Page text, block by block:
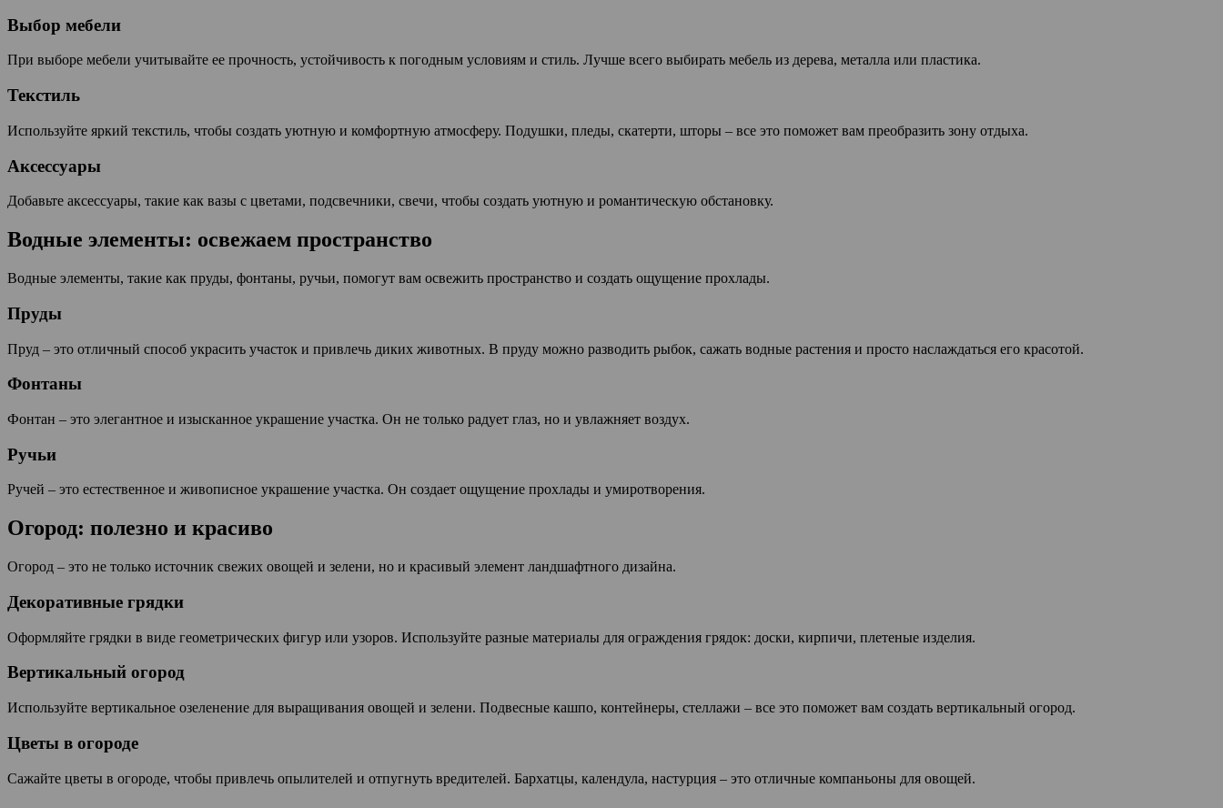
Выбор мебели
При выборе мебели учитывайте ее прочность, устойчивость к погодным условиям и стиль. Лучше всего выбирать мебель из дерева, металла или пластика.
Текстиль
Используйте яркий текстиль, чтобы создать уютную и комфортную атмосферу. Подушки, пледы, скатерти, шторы – все это поможет вам преобразить зону отдыха.
Аксессуары
Добавьте аксессуары, такие как вазы с цветами, подсвечники, свечи, чтобы создать уютную и романтическую обстановку.
Водные элементы: освежаем пространство
Водные элементы, такие как пруды, фонтаны, ручьи, помогут вам освежить пространство и создать ощущение прохлады.
Пруды
Пруд – это отличный способ украсить участок и привлечь диких животных. В пруду можно разводить рыбок, сажать водные растения и просто наслаждаться его красотой.
Фонтаны
Фонтан – это элегантное и изысканное украшение участка. Он не только радует глаз, но и увлажняет воздух.
Ручьи
Ручей – это естественное и живописное украшение участка. Он создает ощущение прохлады и умиротворения.
Огород: полезно и красиво
Огород – это не только источник свежих овощей и зелени, но и красивый элемент ландшафтного дизайна.
Декоративные грядки
Оформляйте грядки в виде геометрических фигур или узоров. Используйте разные материалы для ограждения грядок: доски, кирпичи, плетеные изделия.
Вертикальный огород
Используйте вертикальное озеленение для выращивания овощей и зелени. Подвесные кашпо, контейнеры, стеллажи – все это поможет вам создать вертикальный огород.
Цветы в огороде
Сажайте цветы в огороде, чтобы привлечь опылителей и отпугнуть вредителей. Бархатцы, календула, настурция – это отличные компаньоны для овощей.